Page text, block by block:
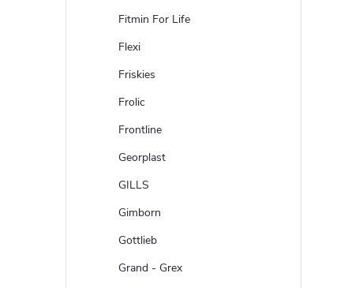
Fitmin For Life
Flexi
Friskies
Frolic
Frontline
Georplast
GILLS
Gimborn
Gottlieb
Grand - Grex